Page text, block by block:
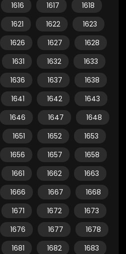
1616 1617
1618
1621 1622
1623
1626 1627
1628
1631 1632
1633
1636 1637
1638
1641 1642
1643
1646 1647
1648
1651 1652
1653
1656 1657
1658
1661 1662
1663
1666 1667
1668
1671 1672
1673
1676 1677
1678
1681 1682
1683